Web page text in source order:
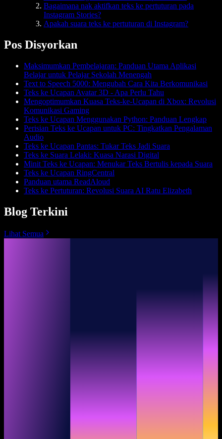
Bagaimana nak aktifkan teks ke pertuturan pada
Instagram Stories?
Apakah suara teks ke pertuturan di Instagram?
Pos Disyorkan
Maksimumkan Pembelajaran: Panduan Utama Aplikasi
Belajar untuk Pelajar Sekolah Menengah
Text to Speech 5000: Mengubah Cara Kita Berkomunikasi
Teks ke Ucapan Avatar 3D - Apa Perlu Tahu
Mengoptimumkan Kuasa Teks-ke-Ucapan di Xbox: Revolusi
Komunikasi Gaming
Teks ke Ucapan Menggunakan Python: Panduan Lengkap
Perisian Teks ke Ucapan untuk PC: Tingkatkan Pengalaman
Audio
Teks ke Ucapan Pantas: Tukar Teks Jadi Suara
Teks ke Suara Lelaki: Kuasa Narasi Digital
Minit Teks ke Ucapan: Menukar Teks Bertulis kepada Suara
Teks ke Ucapan RingCentral
Panduan utama ReadAloud
Teks ke Pertuturan: Revolusi Suara AI Ratu Elizabeth
Blog Terkini
Lihat Semua